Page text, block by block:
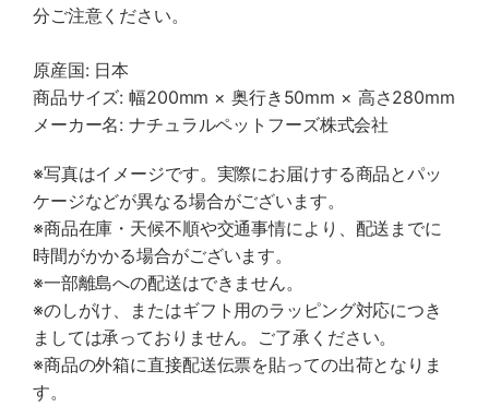
分ご注意ください。
原産国: 日本
商品サイズ: 幅200mm × 奥行き50mm × 高さ280mm
メーカー名: ナチュラルペットフーズ株式会社
※写真はイメージです。実際にお届けする商品とパッ
ケージなどが異なる場合がございます。
※商品在庫・天候不順や交通事情により、配送までに
時間がかかる場合がございます。
※一部離島への配送はできません。
※のしがけ、またはギフト用のラッピング対応につき
ましては承っておりません。ご了承ください。
※商品の外箱に直接配送伝票を貼っての出荷となりま
す。